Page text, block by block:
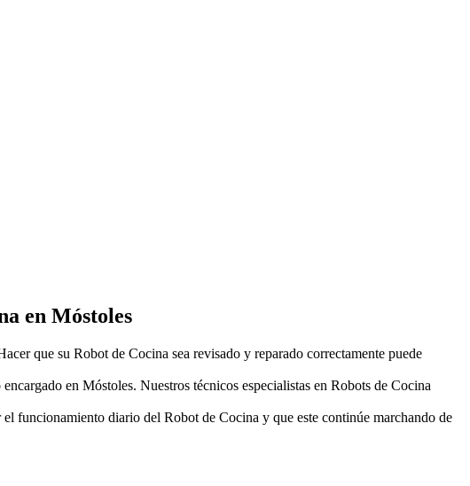
en Móstoles
que su Robot de Cocina sea revisado y reparado correctamente puede
en Móstoles. Nuestros técnicos especialistas en Robots de Cocina
funcionamiento diario del Robot de Cocina y que este continúe marchando de